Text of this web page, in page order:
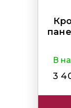
В
3